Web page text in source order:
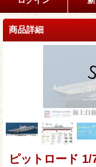
商品詳細
ピットロード